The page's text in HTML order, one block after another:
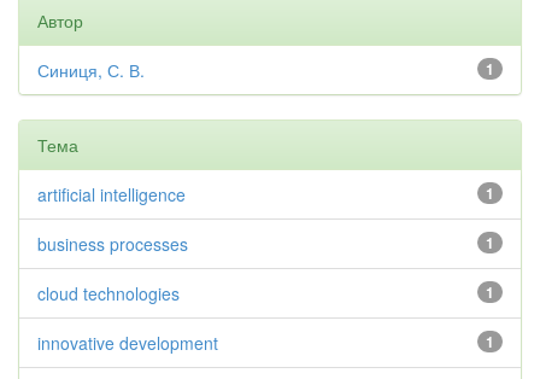
Автор
1
Синиця, С. В.
Тема
1
artificial intelligence
1
business processes
1
cloud technologies
1
innovative development